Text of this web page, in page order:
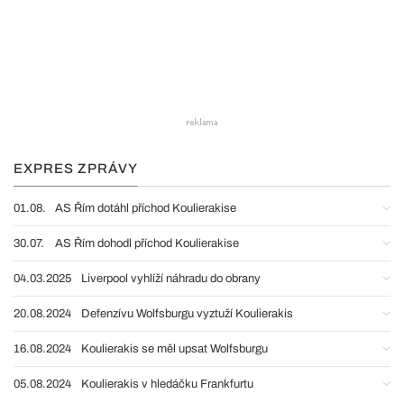
EXPRES ZPRÁVY
01.08. AS Řím dotáhl příchod Koulierakise
30.07. AS Řím dohodl příchod Koulierakise
04.03.2025 Liverpool vyhlíží náhradu do obrany
20.08.2024 Defenzívu Wolfsburgu vyztuží Koulierakis
16.08.2024 Koulierakis se měl upsat Wolfsburgu
05.08.2024 Koulierakis v hledáčku Frankfurtu